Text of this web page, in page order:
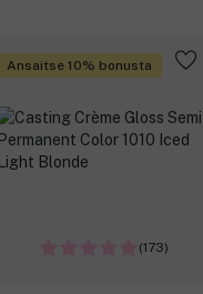
Ansaitse 10% bonusta
(173)